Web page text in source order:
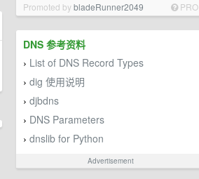
Promoted bybladeRunner2049 PRO
DNS 参考资料
› List of DNS Record Types
› dig 使用说明
› djbdns
› DNS Parameters
› dnslib for Python
Advertisement